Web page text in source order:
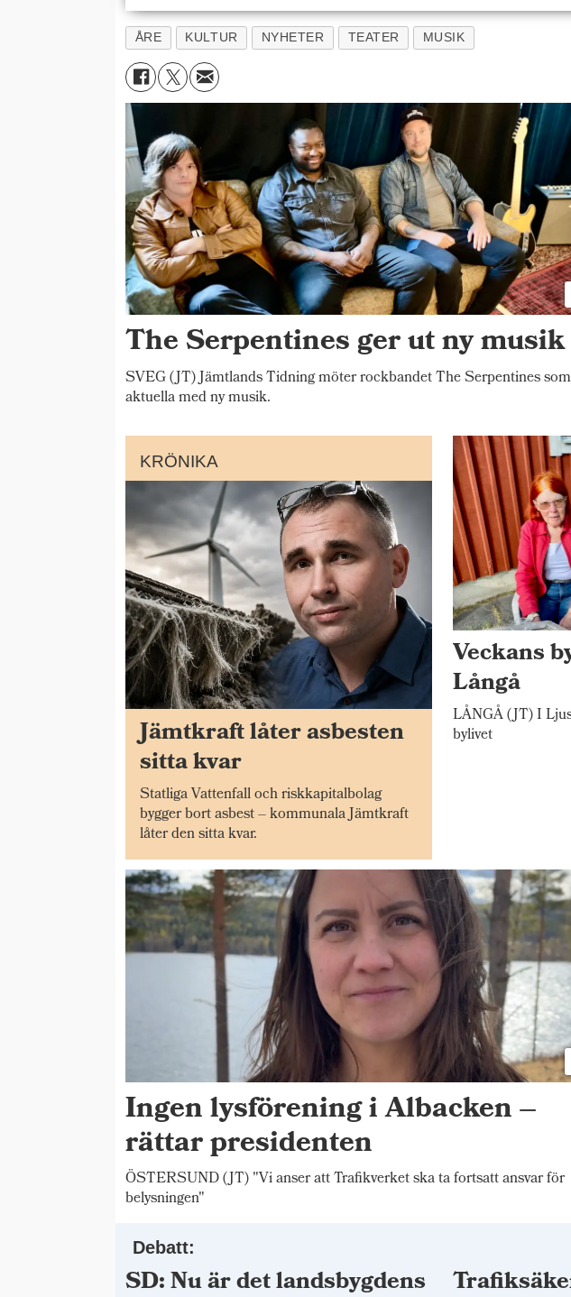
ÅRE KULTUR NYHETER TEATER MUSIK
The Serpentines ger ut ny musik
SVEG (JT) Jämtlands Tidning möter rockbandet The Serpentines
aktuella med ny musik.
KRÖNIKA
Jämtkraft låter asbesten
sitta kvar
Statliga Vattenfall och riskkapitalbolag
bygger bort asbest – kommunala Jämtkraft
låter den sitta kvar.
Veckans
Långå
LÅNGÅ (JT) I
bylivet
Ingen lysförening i Albacken –
rättar presidenten
ÖSTERSUND (JT) "Vi anser att Trafikverket ska ta fortsatt ansvar för
belysningen"
Debatt:
SD: Nu är det landsbygdens